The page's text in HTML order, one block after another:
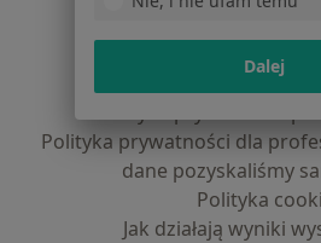
Serwis
Regulamin
Polityka prywatności
Polityka prywatności dla
dane pozyskaliśmy
Polityka
Jak działają wyniki
Dalej